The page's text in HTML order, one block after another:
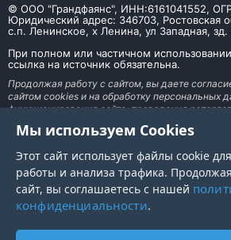
© ООО "Грандфаянс", ИНН:6161041552,
Юридический адрес: 346703, Ростовская
с.п. Ленинское, х Ленина, ул Западная,
При полном или частичном
ссылка на источник обязательна.
Продолжая работу с сайтом, вы даете
сайтом cookies и на обработку персональных
функционирования сайта, проведения
исследований, улучшения сервиса и
рекламной информации на основе ваших
Мы используем Cookies
Этот сайт использует файлы cookie
работы и анализа трафика.
сайт, вы соглашаетесь с нашей
конфиденциальности.